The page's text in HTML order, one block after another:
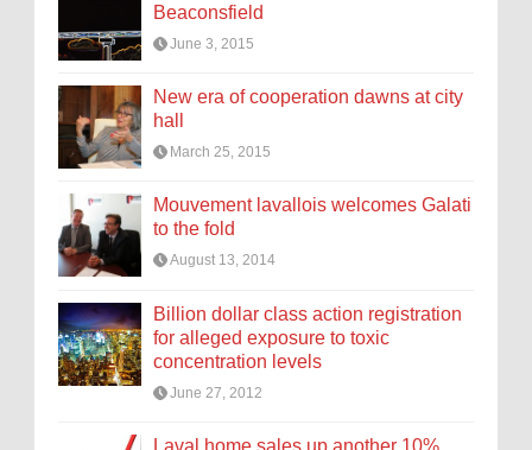
Beaconsfield
June 3, 2015
New era of cooperation dawns at city
hall
March 25, 2015
Mouvement lavallois welcomes Galati
to the fold
August 13, 2014
Billion dollar class action registration
for alleged exposure to toxic
concentration levels
June 27, 2012
Laval home sales up another 10%